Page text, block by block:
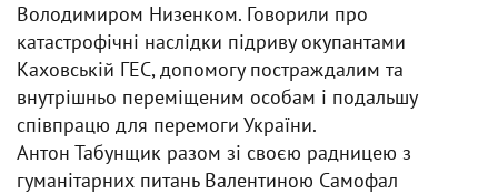
Володимиром Низенком. Говорили про
катастрофічні наслідки підриву окупантами
Каховській ГЕС, допомогу постраждалим та
внутрішньо переміщеним особам і подальшу
співпрацю для перемоги України.
Антон Табунщик разом зі своєю радницею з
гуманітарних питань Валентиною Самофал